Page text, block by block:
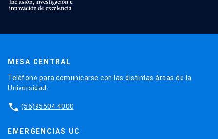
MESA CENTRAL
Teléfono para comunicarse con las distintas áreas de la
Universidad.
phone (56)95504 4000
EMERGENCIAS UC